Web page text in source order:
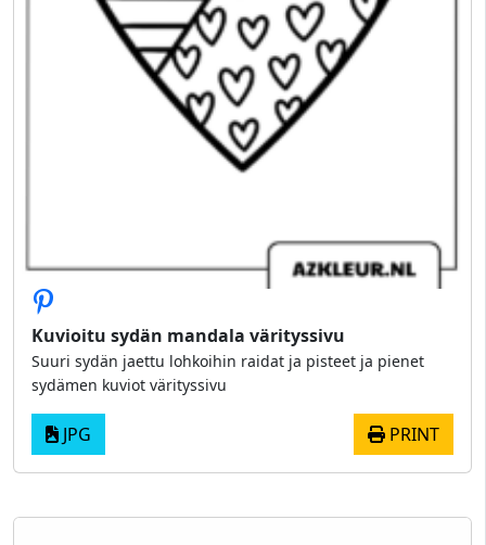
Kuvioitu sydän mandala värityssivu
Suuri sydän jaettu lohkoihin raidat ja pisteet ja pienet
sydämen kuviot värityssivu
JPG PRINT